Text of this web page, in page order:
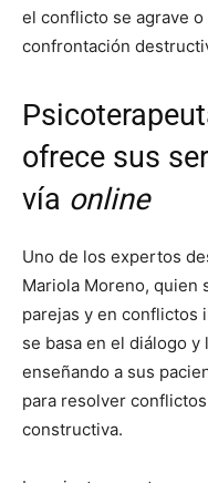
el conflicto se agrave
confrontación
ofrece sus
vía online
Uno de los expertos
Mariola Moreno, quien
parejas y en conflictos
se basa en el diálogo y
enseñando a sus
para resolver
constructiva.